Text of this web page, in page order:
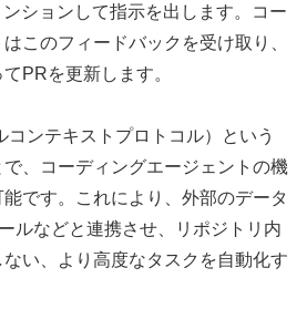
ションして指示を出します。コー
このフィードバックを受け取り、
PRを更新します。
コンテキストプロトコル）という
、コーディングエージェントの機
です。これにより、外部のデータ
ルなどと連携させ、リポジトリ内
い、より高度なタスクを自動化す